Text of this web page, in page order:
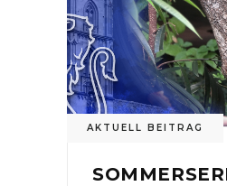
AKTUELL BEITRAG